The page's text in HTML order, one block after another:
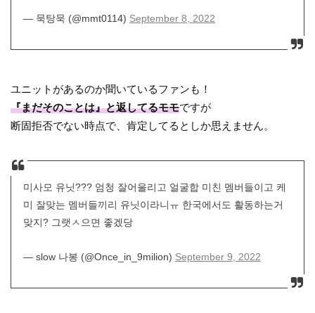
— 묵탕묵 (@mmt0114) September 8, 2022
ユニットがあるのか聞いているファンも！
『まだそのことは』と返してるモモですが
断固拒否でない時点で、肯定してるとしか思えません。
미사모 유닛??? 엄청 잘어울리고 얼굴합 미친 멤버들이고 케
미 잘맞는 멤버들끼리 유닛이라니ㅠ 한국에서도 활동하는거
맞지? 그랫ㅅ으면 좋겠당
— slow 나봉 (@Once_in_9milion) September 9, 2022